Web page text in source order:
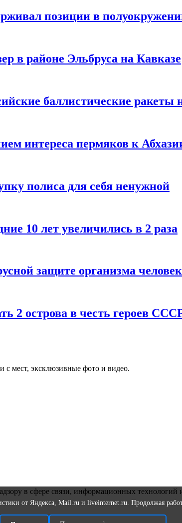
позиции в
в районе Эльбруса на Кавказе
баллистические ракеты
интереса пермяков к
полиса для себя ненужной
10 лет увеличились в 2 раза
защите организма
2 острова в честь героев
мест, эксклюзивные фото и видео.
в сфере связи, информационных
от Яндекса, Mail.ru и liveinternet.ru. Продолжая